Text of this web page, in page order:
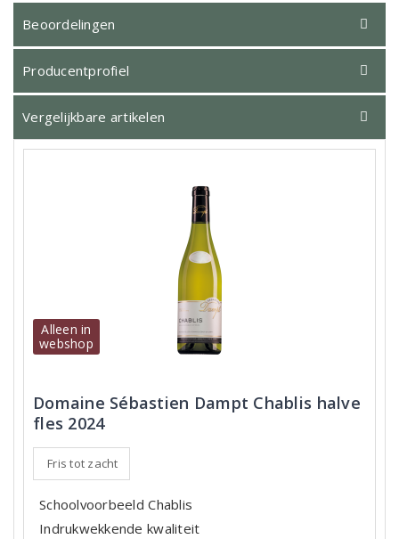
Beoordelingen
Producentprofiel
Vergelijkbare artikelen
Alleen in
webshop
Domaine Sébastien Dampt Chablis halve
fles 2024
Fris tot zacht
Schoolvoorbeeld Chablis
Indrukwekkende kwaliteit